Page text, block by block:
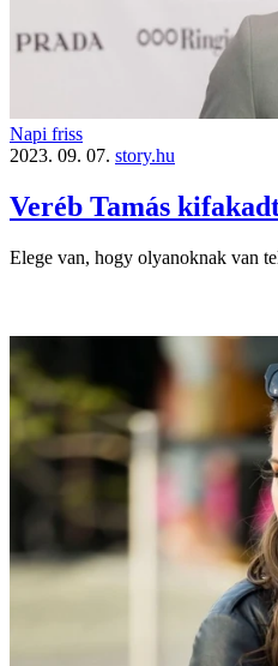
Napi friss
2023. 09. 07. story.hu
Veréb Tamás
Elege van, hogy olyanoknak van